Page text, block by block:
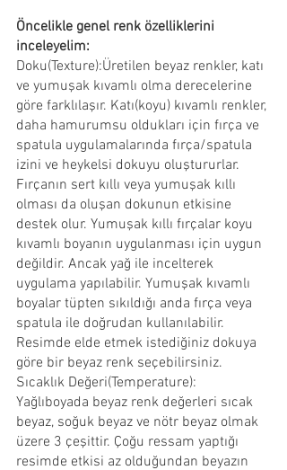
Öncelikle genel renk özelliklerini
inceleyelim:
Doku(Texture):Üretilen beyaz renkler, katı
ve yumuşak kıvamlı olma derecelerine
göre farklılaşır. Katı(koyu) kıvamlı renkler,
daha hamurumsu oldukları için fırça ve
spatula uygulamalarında fırça/spatula
izini ve heykelsi dokuyu oluştururlar.
Fırçanın sert kıllı veya yumuşak kıllı
olması da oluşan dokunun etkisine
destek olur. Yumuşak kıllı fırçalar koyu
kıvamlı boyanın uygulanması için uygun
değildir. Ancak yağ ile incelterek
uygulama yapılabilir. Yumuşak kıvamlı
boyalar tüpten sıkıldığı anda fırça veya
spatula ile doğrudan kullanılabilir.
Resimde elde etmek istediğiniz dokuya
göre bir beyaz renk seçebilirsiniz.
Sıcaklık Değeri(Temperature):
Yağlıboyada beyaz renk değerleri sıcak
beyaz, soğuk beyaz ve nötr beyaz olmak
üzere 3 çeşittir. Çoğu ressam yaptığı
resimde etkisi az olduğundan beyazın